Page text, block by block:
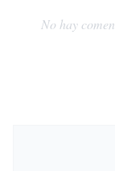
No hay